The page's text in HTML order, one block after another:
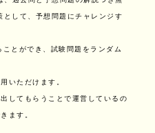
として、予想問題にチャレンジす
とができ、試験問題をランダム
いただけます。
してもらうことで運営しているの
ます。